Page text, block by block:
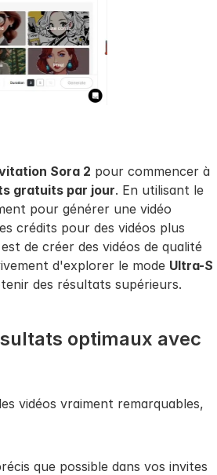
Sora 2 pour commencer à
gratuits par jour. En utilisant le
pour générer une vidéo
crédits pour des vidéos plus
de créer des vidéos de qualité
d'explorer le mode Ultra-S
des résultats supérieurs.
optimaux avec
vidéos vraiment remarquables,
que possible dans vos invites